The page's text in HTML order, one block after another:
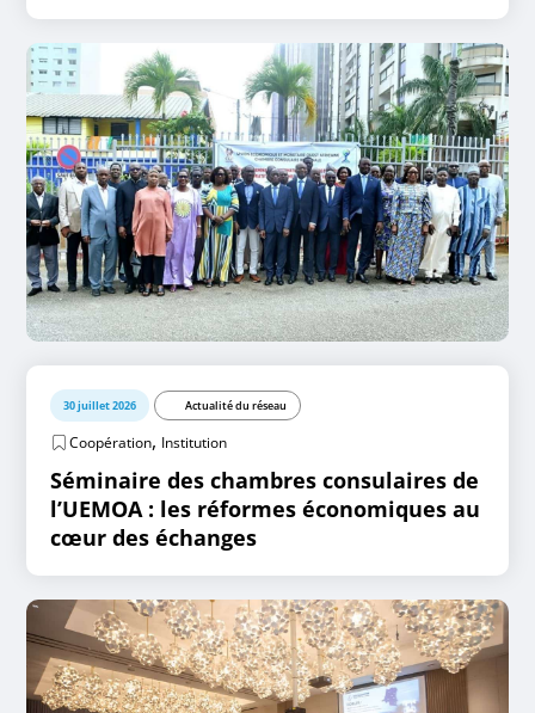
30 juillet 2026 Actualité du réseau
Coopération, Institution
Séminaire des chambres consulaires de
l’UEMOA : les réformes économiques au
cœur des échanges